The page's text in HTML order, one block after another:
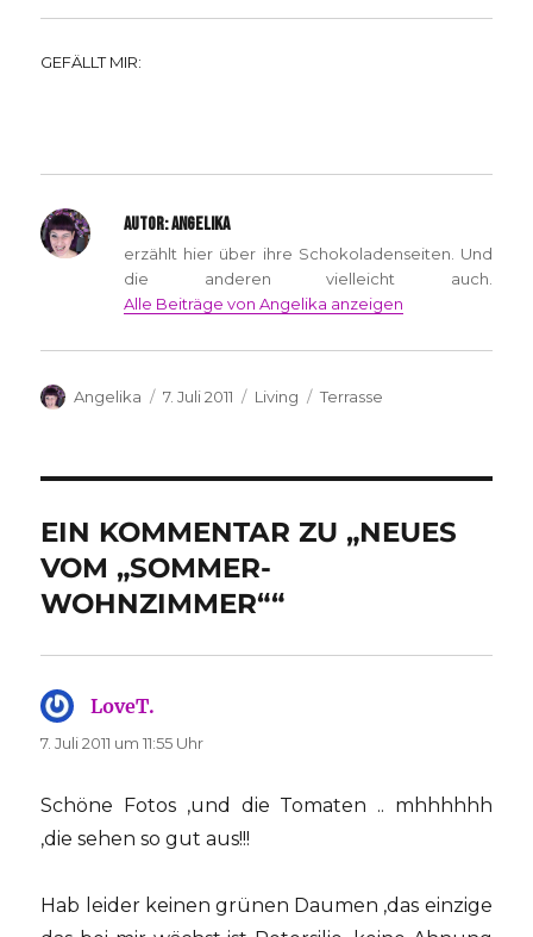
GEFÄLLT MIR:
AUTOR:ANGELIKA
erzählt hier über ihre Schokoladenseiten. Und
die anderen vielleicht auch.
Alle Beiträge von Angelika anzeigen
Autor
Angelika
Veröffentlicht
7. Juli 2011 Kategorien
Living Schlagwörter
Terrasse
EIN KOMMENTAR ZU „NEUES
VOM „SOMMER-
WOHNZIMMER““
LoveT.
7. Juli 2011 um 11:55 Uhr
Schöne Fotos ,und die Tomaten .. mhhhhhh
,die sehen so gut aus!!!
Hab leider keinen grünen Daumen ,das einzige